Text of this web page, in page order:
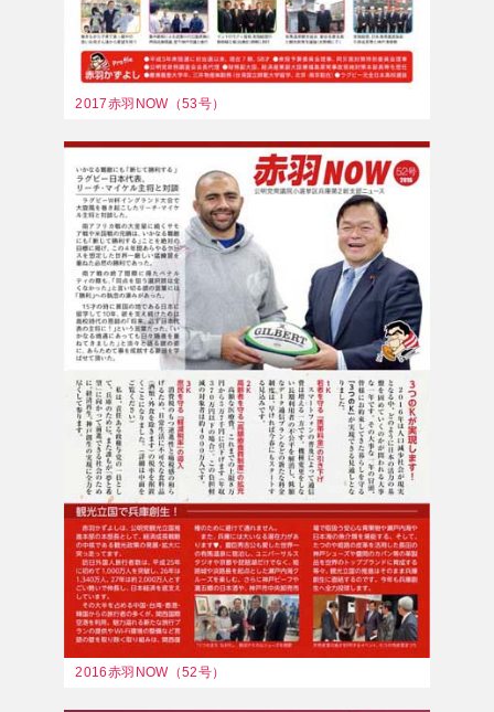
2017赤羽NOW（53号）
2016赤羽NOW（52号）